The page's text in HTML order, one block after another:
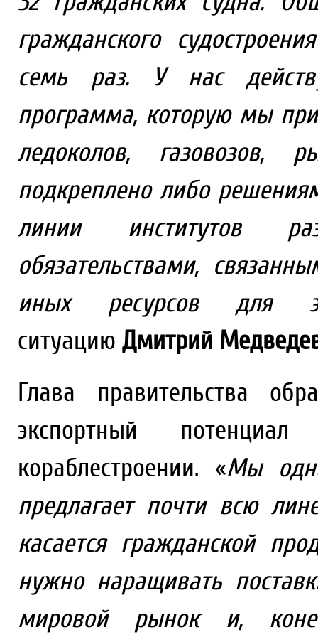
гражданского
семь раз. У нас
программа, которую мы
ледоколов, газовозов,
подкреплено либо
линии институтов
обязательствами,
иных ресурсов для
ситуацию Дмитрий
Глава правительства
экспортный
кораблестроении. «Мы
предлагает почти всю
касается гражданской
нужно наращивать
мировой рынок и,